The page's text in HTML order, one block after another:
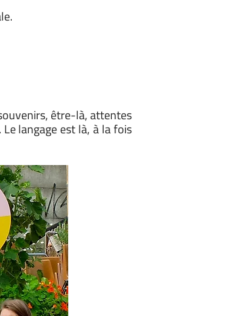
être-là, attentes
langage est là, à la fois